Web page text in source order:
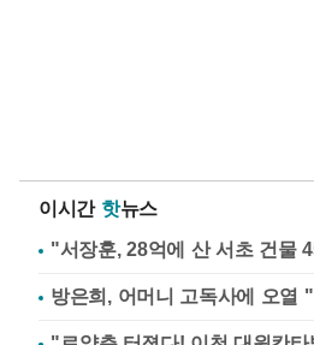
이시간 핫뉴스
"서장훈, 28억에 산 서초 건물
방은희, 어머니 고독사에 오열